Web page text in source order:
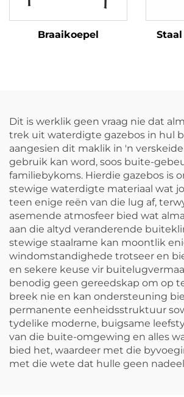
Braaikoepel Staal
Dit is werklik geen vraag nie dat
trek uit waterdigte gazebos in hul
aangesien dit maklik in 'n
gebruik kan word, soos buite-
familiebykoms. Hierdie gazebos is
stewige waterdigte materiaal wat
teen enige reën van die lug af,
asemende atmosfeer bied wat
aan die altyd veranderende
stewige staalrame kan moontlik
windomstandighede trotseer en
en sekere keuse vir
benodig geen gereedskap om op
breek nie en kan ondersteuning
permanente eenheidsstruktuur
tydelike moderne, buigsame
van die buite-omgewing en alles
bied het, waardeer met die
met die wete dat hulle geen